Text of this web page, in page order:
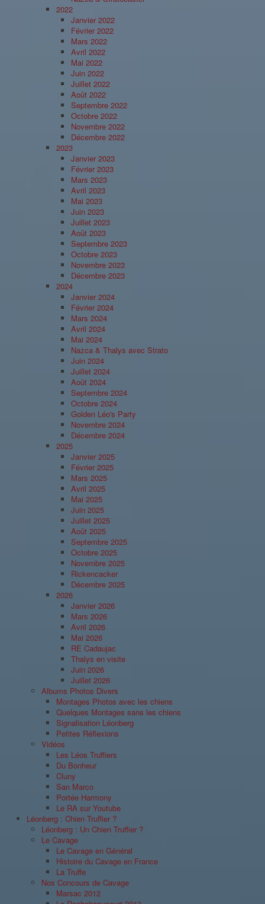
2022
Janvier 2022
Février 2022
Mars 2022
Avril 2022
Mai 2022
Juin 2022
Juillet 2022
Août 2022
Septembre 2022
Octobre 2022
Novembre 2022
Décembre 2022
2023
Janvier 2023
Février 2023
Mars 2023
Avril 2023
Mai 2023
Juin 2023
Juillet 2023
Août 2023
Septembre 2023
Octobre 2023
Novembre 2023
Décembre 2023
2024
Janvier 2024
Février 2024
Mars 2024
Avril 2024
Mai 2024
Nazca & Thalys avec Strato
Juin 2024
Juillet 2024
Août 2024
Septembre 2024
Octobre 2024
Golden Léo's Party
Novembre 2024
Décembre 2024
2025
Janvier 2025
Février 2025
Mars 2025
Avril 2025
Mai 2025
Juin 2025
Juillet 2025
Août 2025
Septembre 2025
Octobre 2025
Novembre 2025
Rickencacker
Décembre 2025
2026
Janvier 2026
Mars 2026
Avril 2026
Mai 2026
RE Cadaujac
Thalys en visite
Juin 2026
Juillet 2026
Albums Photos Divers
Montages Photos avec les chiens
Quelques Montages sans les chiens
Signalisation Léonberg
Petites Réflexions
Vidéos
Les Léos Truffiers
Du Bonheur
Cluny
San Marco
Portée Harmony
Le RA sur Youtube
Léonberg : Chien Truffier ?
Léonberg : Un Chien Truffier ?
Le Cavage
Le Cavage en Général
Histoire du Cavage en France
La Truffe
Nos Concours de Cavage
Marsac 2012